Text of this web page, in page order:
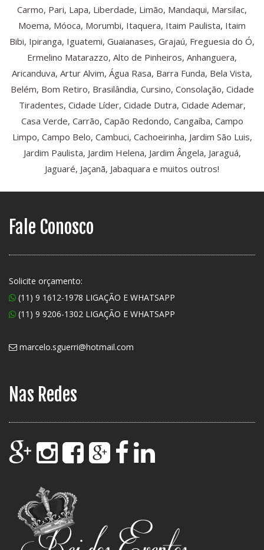
Carmo, Pari, Lapa, Liberdade, Limão, Mandaqui, Marsilac,
Moema, Móoca, Morumbi, Itaquera, Itaim Paulista, Itaim
Bibi, Ipiranga, Iguatemi, Guaianases, Grajaú, Freguesia do Ó,
Ermelino Matarazzo, Alto de Pinheiros, Anhanguera,
Aricanduva, Artur Alvim, Água Rasa, Barra Funda, Bela Vista,
Belém, Bom Retiro, Brasilândia, Cursino, Consolação, Cidade
Tiradentes, Cidade Líder, Cidade Dutra, Cidade Ademar,
Casa Verde, Carrão, Capão Redondo, Cangaíba, Campo
Limpo, Campo Belo, Cambuci, Cachoeirinha, Jardim São Luis,
Jardim Paulista, Jardim Helena, Jardim Ângela, Jaraguá,
Jaguaré, Jaçanã, Jabaquara e muitos outros!
Fale Conosco
Solicite orçamento:
(11) 9 1612-1978 LIGAÇÃO E WHATSAPP
(11) 9 9206-1302 LIGAÇÃO E WHATSAPP
marcelo.sguerri@hotmail.com
Nas Redes